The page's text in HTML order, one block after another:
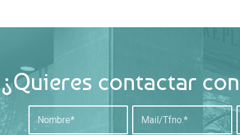
¿Quieres contactar